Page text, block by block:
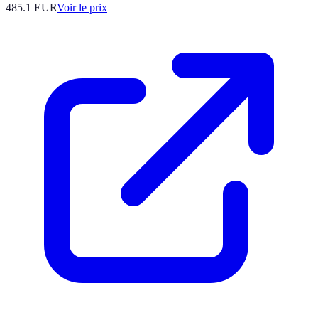
485.1 EURVoir le prix